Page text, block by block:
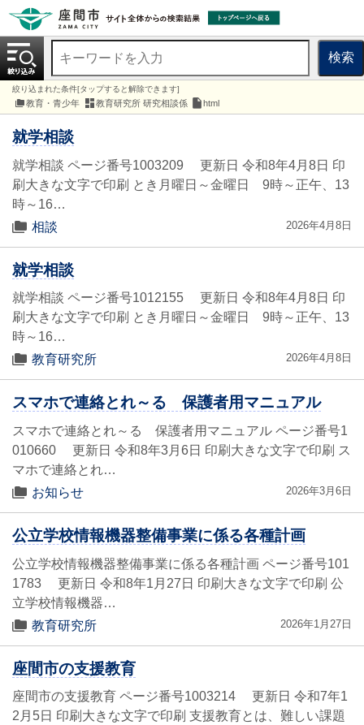
検索
絞り込まれた条件[タップすると解除できます]
教育・青少年 教育研究所 研究相談係 html
就学相談
就学相談 ページ番号1003209 更新日 令和8年4月8日 印
刷大きな文字で印刷 とき月曜日～金曜日 9時～正午、13
時～16…
相談
2026年4月8日
就学相談
就学相談 ページ番号1012155 更新日 令和8年4月8日 印
刷大きな文字で印刷 とき月曜日～金曜日 9時～正午、13
時～16…
教育研究所
2026年4月8日
スマホで連絡とれ～る 保護者用マニュアル
スマホで連絡とれ～る 保護者用マニュアル ページ番号1
010660 更新日 令和8年3月6日 印刷大きな文字で印刷 ス
マホで連絡とれ…
お知らせ
2026年3月6日
公立学校情報機器整備事業に係る各種計画
公立学校情報機器整備事業に係る各種計画 ページ番号101
1783 更新日 令和8年1月27日 印刷大きな文字で印刷 公
立学校情報機器…
教育研究所
2026年1月27日
座間市の支援教育
座間市の支援教育 ページ番号1003214 更新日 令和7年1
2月5日 印刷大きな文字で印刷 支援教育とは、難しい課題